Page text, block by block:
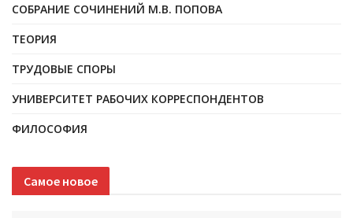
СОБРАНИЕ СОЧИНЕНИЙ М.В. ПОПОВА
ТЕОРИЯ
ТРУДОВЫЕ СПОРЫ
УНИВЕРСИТЕТ РАБОЧИХ КОРРЕСПОНДЕНТОВ
ФИЛОСОФИЯ
Самое новое